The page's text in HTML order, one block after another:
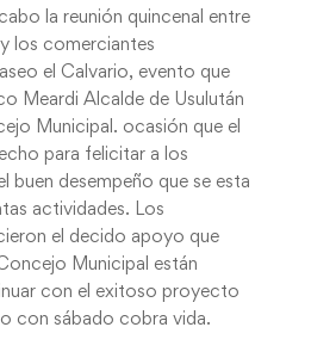
la reunión quincenal entre
los comerciantes
el Calvario, evento que
Meardi Alcalde de Usulután
Municipal. ocasión que el
para felicitar a los
buen desempeño que se esta
actividades. Los
el decido apoyo que
Municipal están
con el exitoso proyecto
con sábado cobra vida.